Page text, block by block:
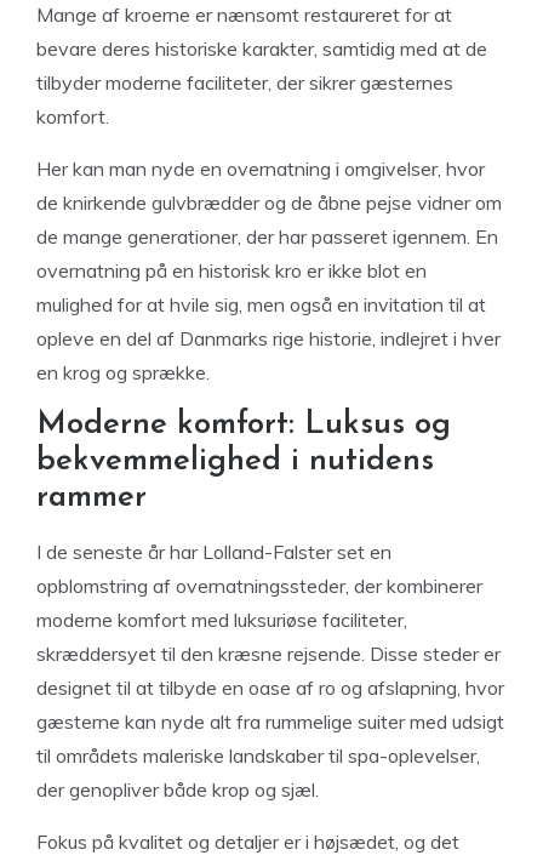
Mange af kroerne er nænsomt restaureret for at
bevare deres historiske karakter, samtidig med at de
tilbyder moderne faciliteter, der sikrer gæsternes
komfort.
Her kan man nyde en overnatning i omgivelser, hvor
de knirkende gulvbrædder og de åbne pejse vidner om
de mange generationer, der har passeret igennem. En
overnatning på en historisk kro er ikke blot en
mulighed for at hvile sig, men også en invitation til at
opleve en del af Danmarks rige historie, indlejret i hver
en krog og sprække.
Moderne komfort: Luksus og
bekvemmelighed i nutidens
rammer
I de seneste år har Lolland-Falster set en
opblomstring af overnatningssteder, der kombinerer
moderne komfort med luksuriøse faciliteter,
skræddersyet til den kræsne rejsende. Disse steder er
designet til at tilbyde en oase af ro og afslapning, hvor
gæsterne kan nyde alt fra rummelige suiter med udsigt
til områdets maleriske landskaber til spa-oplevelser,
der genopliver både krop og sjæl.
Fokus på kvalitet og detaljer er i højsædet, og det